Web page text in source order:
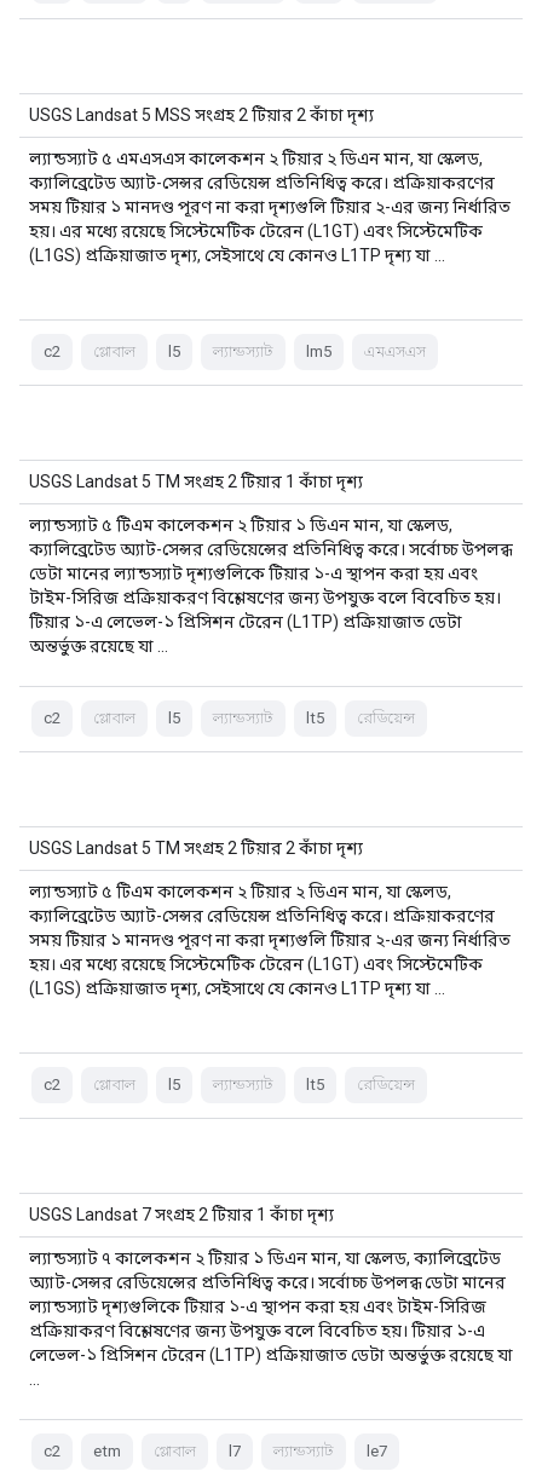
USGS Landsat 5 MSS সংগ্রহ 2 টিয়ার 2 কাঁচা দৃশ্য
ল্যান্ডস্যাট ৫ এমএসএস কালেকশন ২ টিয়ার ২ ডিএন মান, যা স্কেলড,
ক্যালিব্রেটেড অ্যাট-সেন্সর রেডিয়েন্স প্রতিনিধিত্ব করে। প্রক্রিয়াকরণের
সময় টিয়ার ১ মানদণ্ড পূরণ না করা দৃশ্যগুলি টিয়ার ২-এর জন্য নির্ধারিত
হয়। এর মধ্যে রয়েছে সিস্টেমেটিক টেরেন (L1GT) এবং সিস্টেমেটিক
(L1GS) প্রক্রিয়াজাত দৃশ্য, সেইসাথে যে কোনও L1TP দৃশ্য যা …
c2 গ্লোবাল l5 ল্যান্ডস্যাট lm5 এমএসএস
USGS Landsat 5 TM সংগ্রহ 2 টিয়ার 1 কাঁচা দৃশ্য
ল্যান্ডস্যাট ৫ টিএম কালেকশন ২ টিয়ার ১ ডিএন মান, যা স্কেলড,
ক্যালিব্রেটেড অ্যাট-সেন্সর রেডিয়েন্সের প্রতিনিধিত্ব করে। সর্বোচ্চ উপলব্ধ
ডেটা মানের ল্যান্ডস্যাট দৃশ্যগুলিকে টিয়ার ১-এ স্থাপন করা হয় এবং
টাইম-সিরিজ প্রক্রিয়াকরণ বিশ্লেষণের জন্য উপযুক্ত বলে বিবেচিত হয়।
টিয়ার ১-এ লেভেল-১ প্রিসিশন টেরেন (L1TP) প্রক্রিয়াজাত ডেটা
অন্তর্ভুক্ত রয়েছে যা …
c2 গ্লোবাল l5 ল্যান্ডস্যাট lt5 রেডিয়েন্স
USGS Landsat 5 TM সংগ্রহ 2 টিয়ার 2 কাঁচা দৃশ্য
ল্যান্ডস্যাট ৫ টিএম কালেকশন ২ টিয়ার ২ ডিএন মান, যা স্কেলড,
ক্যালিব্রেটেড অ্যাট-সেন্সর রেডিয়েন্স প্রতিনিধিত্ব করে। প্রক্রিয়াকরণের
সময় টিয়ার ১ মানদণ্ড পূরণ না করা দৃশ্যগুলি টিয়ার ২-এর জন্য নির্ধারিত
হয়। এর মধ্যে রয়েছে সিস্টেমেটিক টেরেন (L1GT) এবং সিস্টেমেটিক
(L1GS) প্রক্রিয়াজাত দৃশ্য, সেইসাথে যে কোনও L1TP দৃশ্য যা …
c2 গ্লোবাল l5 ল্যান্ডস্যাট lt5 রেডিয়েন্স
USGS Landsat 7 সংগ্রহ 2 টিয়ার 1 কাঁচা দৃশ্য
ল্যান্ডস্যাট ৭ কালেকশন ২ টিয়ার ১ ডিএন মান, যা স্কেলড, ক্যালিব্রেটেড
অ্যাট-সেন্সর রেডিয়েন্সের প্রতিনিধিত্ব করে। সর্বোচ্চ উপলব্ধ ডেটা মানের
ল্যান্ডস্যাট দৃশ্যগুলিকে টিয়ার ১-এ স্থাপন করা হয় এবং টাইম-সিরিজ
প্রক্রিয়াকরণ বিশ্লেষণের জন্য উপযুক্ত বলে বিবেচিত হয়। টিয়ার ১-এ
লেভেল-১ প্রিসিশন টেরেন (L1TP) প্রক্রিয়াজাত ডেটা অন্তর্ভুক্ত রয়েছে যা
c2 etm গ্লোবাল l7 ল্যান্ডস্যাট le7